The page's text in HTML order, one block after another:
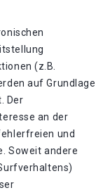
(z.B.
auf Grundlage
Der
an der
und
Soweit andere